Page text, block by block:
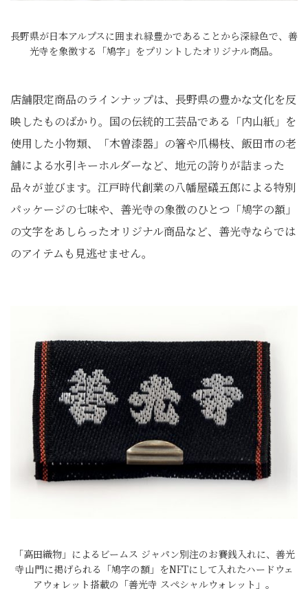
長野県が日本アルプスに囲まれ緑豊かであることから深緑色で、善
光寺を象徴する「鳩字」をプリントしたオリジナル商品。
店舗限定商品のラインナップは、長野県の豊かな文化を反
映したものばかり。国の伝統的工芸品である「内山紙」を
使用した小物類、「木曽漆器」の箸や爪楊枝、飯田市の老
舗による水引キーホルダーなど、地元の誇りが詰まった
品々が並びます。江戸時代創業の八幡屋礒五郎による特別
パッケージの七味や、善光寺の象徴のひとつ「鳩字の額」
の文字をあしらったオリジナル商品など、善光寺ならでは
のアイテムも見逃せません。
「高田織物」によるビームス ジャパン別注のお賽銭入れに、善光
寺山門に掲げられる「鳩字の額」をNFTにして入れたハードウェ
アウォレット搭載の「善光寺 スペシャルウォレット」。